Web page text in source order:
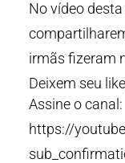
No vídeo
irmãs fizeram
Deixem seu
Assine o canal:
https://